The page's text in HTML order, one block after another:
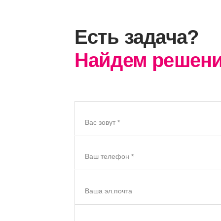
Есть задача?
Найдем
Вас зовут *
Ваш телефон *
Ваша эл.почта